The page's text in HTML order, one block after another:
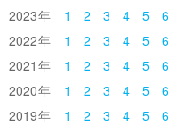
2023
1 2 3 4 5 6
2022
1 2 3 4 5 6
2021
1 2 3 4 5 6
2020
1 2 3 4 5 6
2019
1 2 3 4 5 6